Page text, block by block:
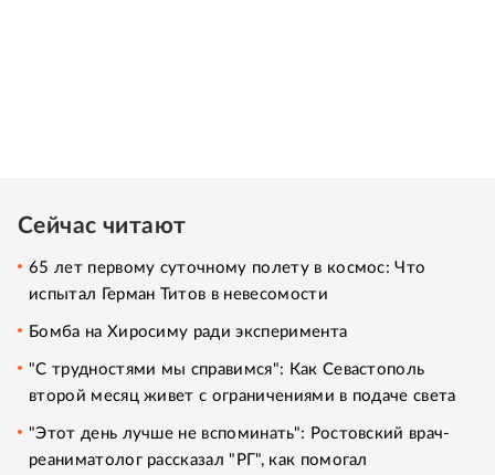
Сейчас читают
65 лет первому суточному полету в космос: Что
испытал Герман Титов в невесомости
Бомба на Хиросиму ради эксперимента
"С трудностями мы справимся": Как Севастополь
второй месяц живет с ограничениями в подаче света
"Этот день лучше не вспоминать": Ростовский врач-
реаниматолог рассказал "РГ", как помогал